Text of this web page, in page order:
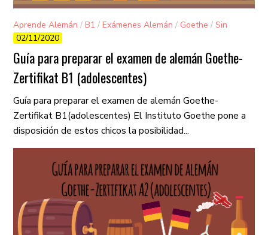
Aprende Alemán /B1 /Exámenes Alemán / Goethe /Sin
categorizar
02/11/2020
Guía para preparar el examen de alemán Goethe-
Zertifikat B1 (adolescentes)
Guía para preparar el examen de alemán Goethe-
Zertifikat B1(adolescentes) El Instituto Goethe pone a
disposición de estos chicos la posibilidad...